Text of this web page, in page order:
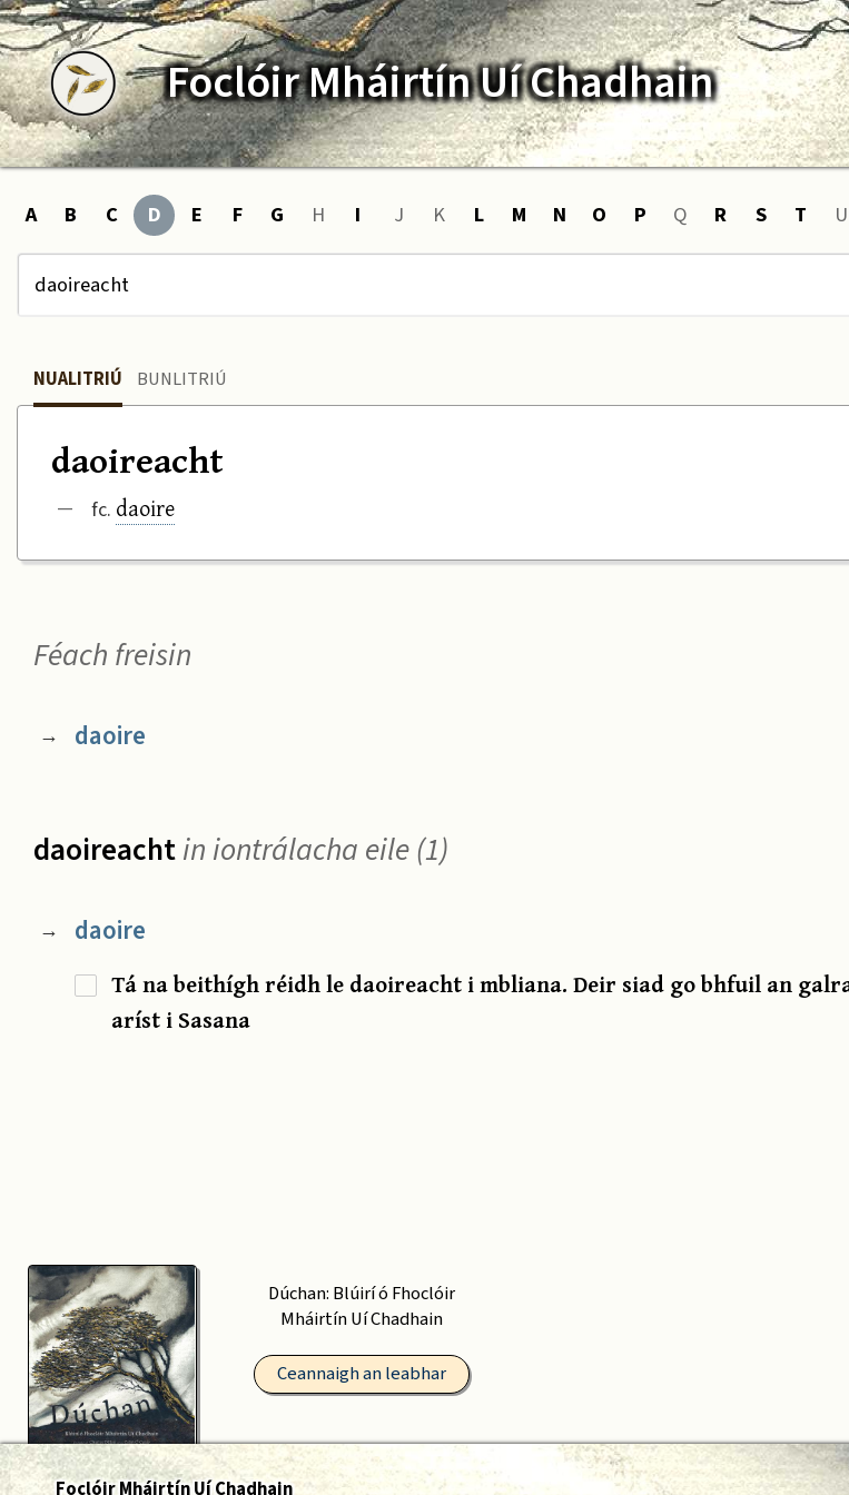
FoclóirMháirtínUí Chadhain
A B C D E F G H I J K L M N O P Q R S T U
NUALITRIÚ BUNLITRIÚ
daoireacht
— fc. daoire
Féach freisin
→ daoire
daoireachtin iontrálacha eile (1)
→ daoire
Tá na beithígh réidh le daoireacht i mbliana. Deir siad go bhfuil an
aríst i Sasana
Dúchan: Blúirí ó Fhoclóir
Mháirtín Uí Chadhain
Ceannaigh an leabhar
Foclóir Mháirtín Uí Chadhain